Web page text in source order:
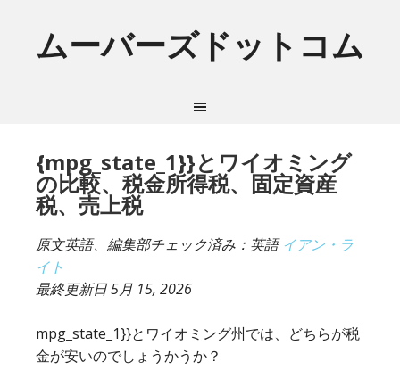
ムーバーズドットコム
{mpg_state_1}}とワイオミング
の比較、税金所得税、固定資産
税、売上税
原文英語、編集部チェック済み：英語イアン・ラ
イト
最終更新日5月 15, 2026
mpg_state_1}}とワイオミング州では、どちらが税
金が安いのでしょうかうか？